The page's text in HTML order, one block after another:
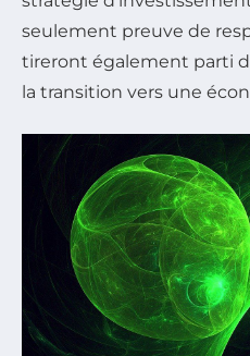
seulement preuve de
tireront également parti
la transition vers une